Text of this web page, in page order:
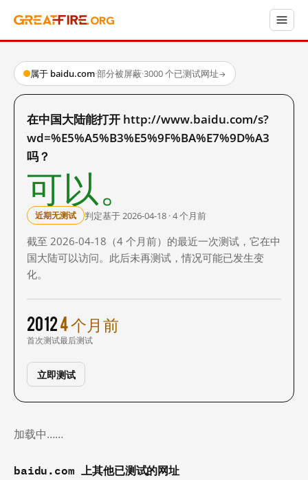
属于 baidu.com·部分被屏蔽·3000 个已测试网址→
在中国大陆能打开 http://www.baidu.com/s?
wd=%E5%A5%B3%E5%9F%BA%E7%9D%A3
吗？
可以。
近期无测试 判定基于 2026-04-18 · 4 个月前
截至 2026-04-18（4 个月前）的最近一次测试，它在中
国大陆可以访问。此后未再测试，情况可能已发生变
化。
2012
首次测试
4 个月前
最后测试
立即测试
加载中……
baidu.com 上其他已测试的网址